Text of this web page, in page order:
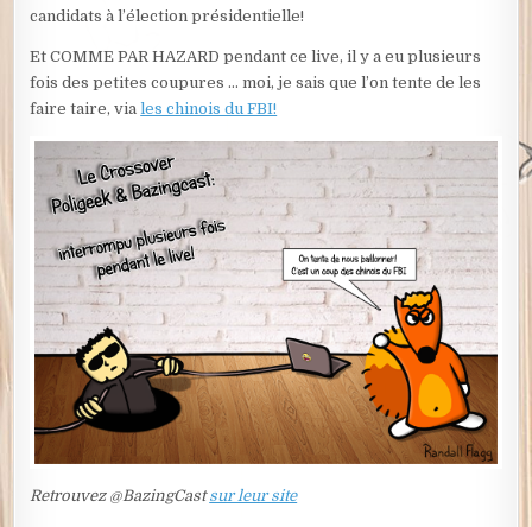
candidats à l’élection présidentielle!
Et COMME PAR HAZARD pendant ce live, il y a eu plusieurs
fois des petites coupures … moi, je sais que l’on tente de les
faire taire, viales chinois du FBI!
Retrouvez @BazingCastsur leur site